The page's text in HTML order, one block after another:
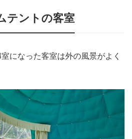
テントの客室
になった客室は外の風景がよく